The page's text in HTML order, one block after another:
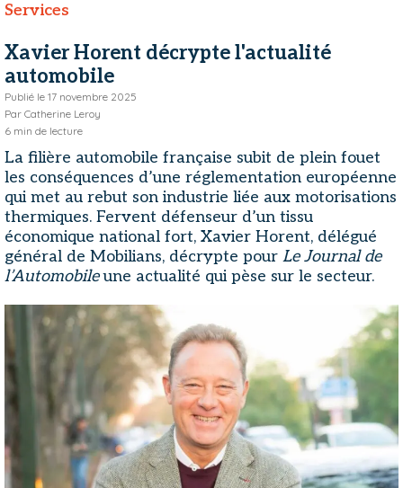
Services
Xavier Horent décrypte l'actualité
automobile
Publié le 17 novembre 2025
Par Catherine Leroy
6 min de lecture
La filière automobile française subit de plein fouet
les conséquences d’une réglementation européenne
qui met au rebut son industrie liée aux motorisations
thermiques. Fervent défenseur d’un tissu
économique national fort, Xavier Horent, délégué
général de Mobilians, décrypte pour Le Journal de
l’Automobileune actualité qui pèse sur le secteur.